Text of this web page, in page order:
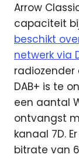
Arrow
capaciteit
beschikt
netwerk via
radiozender
DAB+ is te
een aantal
ontvangst
kanaal 7D.
bitrate van